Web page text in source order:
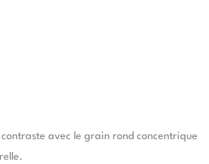
avec le grain rond concentrique